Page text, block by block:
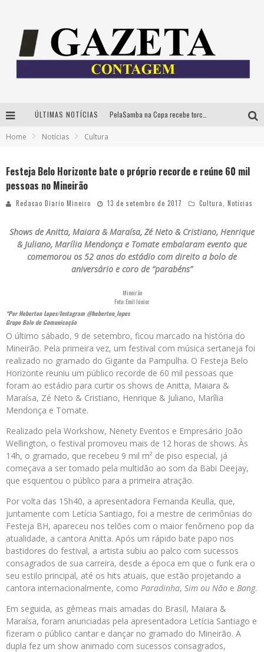
ÚLTIMAS NOTÍCIAS
Home Notícias Cultura
Festeja Belo Horizonte bate o próprio recorde e reúne 60 mil
pessoas no Mineirão
Redacao Diario Mineiro 13 de setembro de 2017 Cultura Notícias
Shows de Anitta, Maiara & Maraísa, Zé Neto & Cristiano, Henrique
& Juliano, Marília Mendonça e Tomate embalaram evento que
comemorou os 52 anos do estádio com direito a bolo de
aniversário e coro de “parabéns”
Mineirão
Foto: Emil Júnior
*Por Heberton Lopes/Instagram @heberton_lopes
Grupo Balo de Comunicação
O último sábado, 9 de setembro, ficou marcado na história do
Mineirão. Pela primeira vez, um festival com música sertaneja foi
realizado no gramado do Gigante da Pampulha. O Festeja Belo
Horizonte reuniu um público recorde de 60 mil pessoas que
foram ao estádio para curtir os shows de Anitta, Maiara &
Maraísa, Zé Neto & Cristiano, Henrique & Juliano, Marília
Mendonça e Tomate.
Realizado pela Workshow, Nenety Eventos e Empresário João
Wellington, o festival promoveu mais de 12 horas de shows. Às
14h, o gramado, que recebeu 9 mil m² de piso especial, já
começava a ser tomado pela multidão ao som da Babi Deejay,
que esquentou o público para a primeira atração.
Por volta das 15h40, a apresentadora Fernanda Keulla, que,
juntamente com Letícia Santiago, foi a mestre de cerimônias do
Festeja BH, apareceu nos telões com o maior fenômeno pop da
atualidade, a cantora Anitta. Após um rápido bate papo nos
bastidores do festival, a artista subiu ao palco com sucessos
consagrados de sua carreira, desde a época em que o funk era o
seu estilo principal, até os hits atuais, que estão projetando a
cantora internacionalmente, como Paradinha, Sim ou Não e Bang.
Em seguida, as gêmeas mais amadas do Brasil, Maiara &
Maraísa, foram anunciadas pela apresentadora Letícia Santiago e
fizeram o público cantar e dançar no gramado do Mineirão. A
dupla fez um show animado com sucessos consagrados,